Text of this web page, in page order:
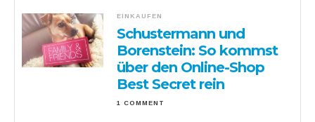
EINKAUFEN
Schustermann und
Borenstein: So kommst
über den Online-Shop
Best Secret rein
1 COMMENT